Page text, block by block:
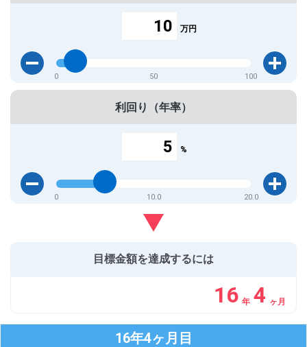
万円
0 50 100
利回り（年率）
%
0 10.0 20.0
目標金額を達成するには
16 年 4 ヶ月
16年4ヶ月目